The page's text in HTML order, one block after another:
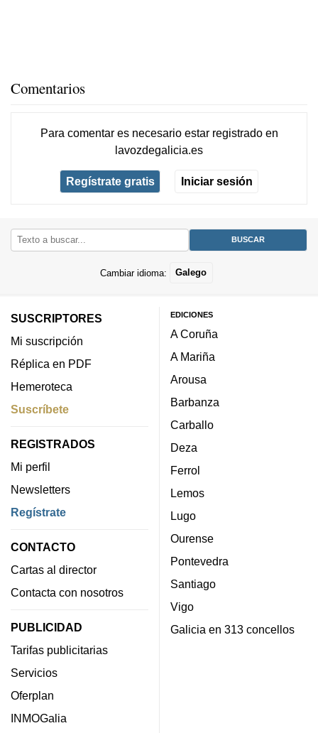
Comentarios
Para comentar es necesario estar registradoen
lavozdegalicia.es
Regístrate gratis Iniciar sesión
Cambiar idioma: Galego
SUSCRIPTORES
Mi suscripción
Réplica en PDF
Hemeroteca
Suscríbete
REGISTRADOS
Mi perfil
Newsletters
Regístrate
CONTACTO
Cartas al director
Contacta con nosotros
PUBLICIDAD
Tarifas publicitarias
Servicios
Oferplan
INMOGalia
EDICIONES
A Coruña
A Mariña
Arousa
Barbanza
Carballo
Deza
Ferrol
Lemos
Lugo
Ourense
Pontevedra
Santiago
Vigo
Galicia en 313 concellos